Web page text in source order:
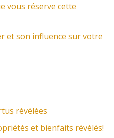
vous réserve cette
et son influence sur votre
révélées
et bienfaits révélés!